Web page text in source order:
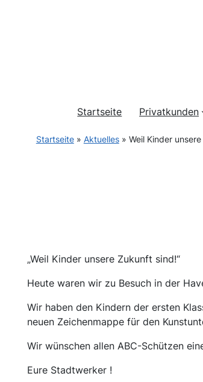
Startseite Privatkunden
Startseite» Aktuelles» Weil Kinder
„Weil Kinder unsere Zukunft sind!“
Heute waren wir zu Besuch in der
Wir haben den Kindern der ersten
neuen Zeichenmappe für den
Wir wünschen allen ABC-Schützen
Eure Stadtwerker !